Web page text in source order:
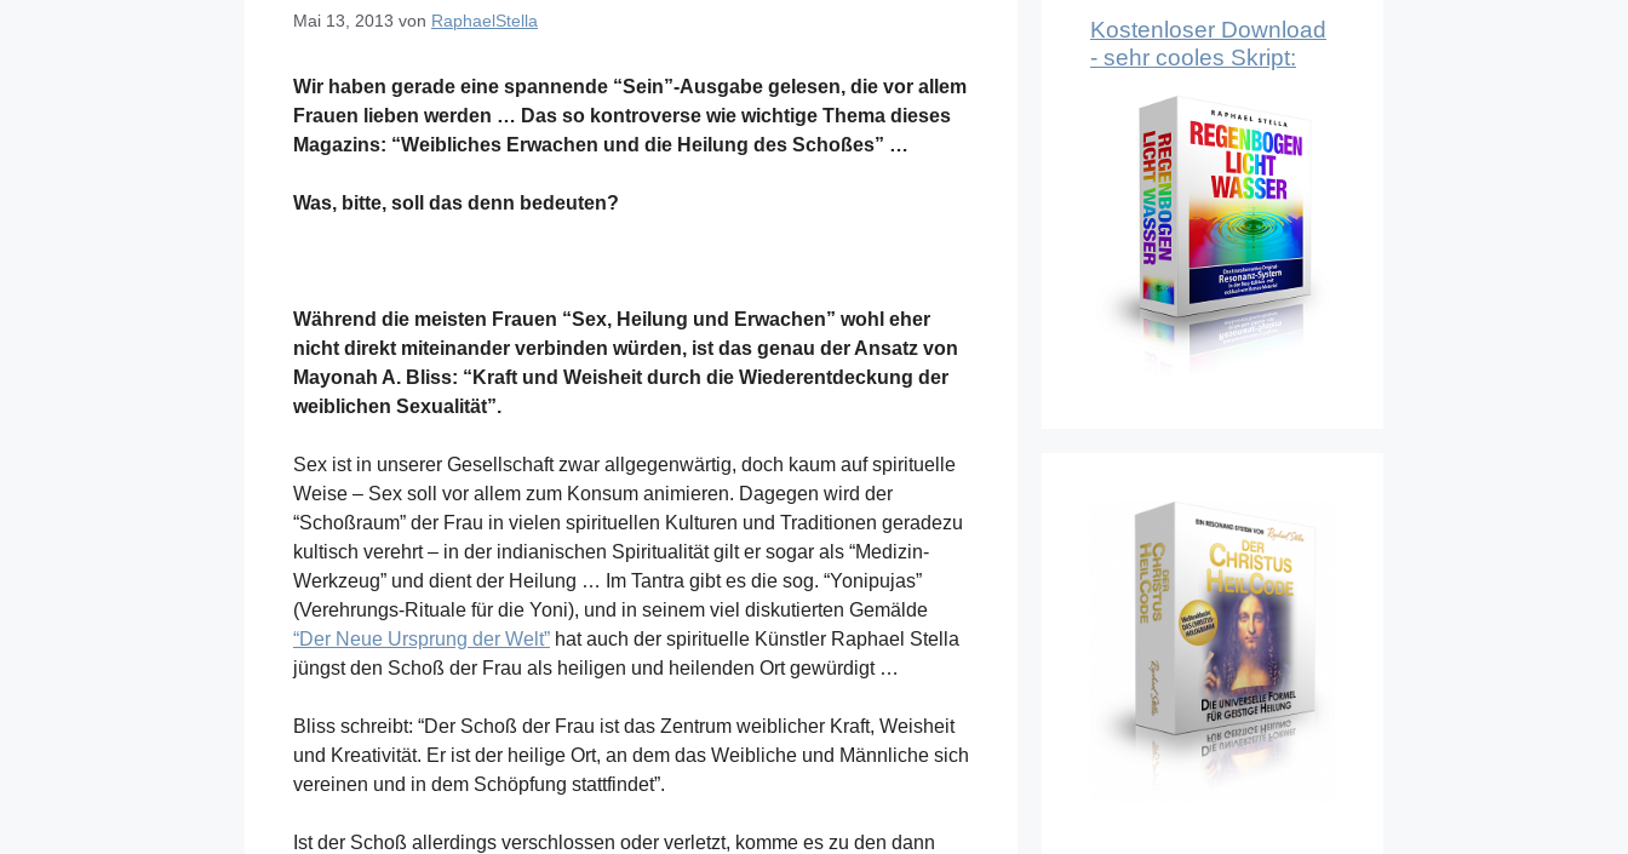
Mai 13, 2013 von RaphaelStella
Wir haben gerade eine spannende “Sein”-Ausgabe gelesen, die vor allem
Frauen lieben werden … Das so kontroverse wie wichtige Thema dieses
Magazins: “Weibliches Erwachen und die Heilung des Schoßes” …
Was, bitte, soll das denn bedeuten?
Während die meisten Frauen “Sex, Heilung und Erwachen” wohl eher
nicht direkt miteinander verbinden würden, ist das genau der Ansatz von
Mayonah A. Bliss: “Kraft und Weisheit durch die Wiederentdeckung der
weiblichen Sexualität”.
Sex ist in unserer Gesellschaft zwar allgegenwärtig, doch kaum auf spirituelle
Weise – Sex soll vor allem zum Konsum animieren. Dagegen wird der
“Schoßraum” der Frau in vielen spirituellen Kulturen und Traditionen geradezu
kultisch verehrt – in der indianischen Spiritualität gilt er sogar als “Medizin-
Werkzeug” und dient der Heilung … Im Tantra gibt es die sog. “Yonipujas”
(Verehrungs-Rituale für die Yoni), und in seinem viel diskutierten Gemälde
“Der Neue Ursprung der Welt” hat auch der spirituelle Künstler Raphael Stella
jüngst den Schoß der Frau als heiligen und heilenden Ort gewürdigt …
Bliss schreibt: “Der Schoß der Frau ist das Zentrum weiblicher Kraft, Weisheit
und Kreativität. Er ist der heilige Ort, an dem das Weibliche und Männliche sich
vereinen und in dem Schöpfung stattfindet”.
Ist der Schoß allerdings verschlossen oder verletzt, komme es zu den dann
Kostenloser Download
- sehr cooles Skript: